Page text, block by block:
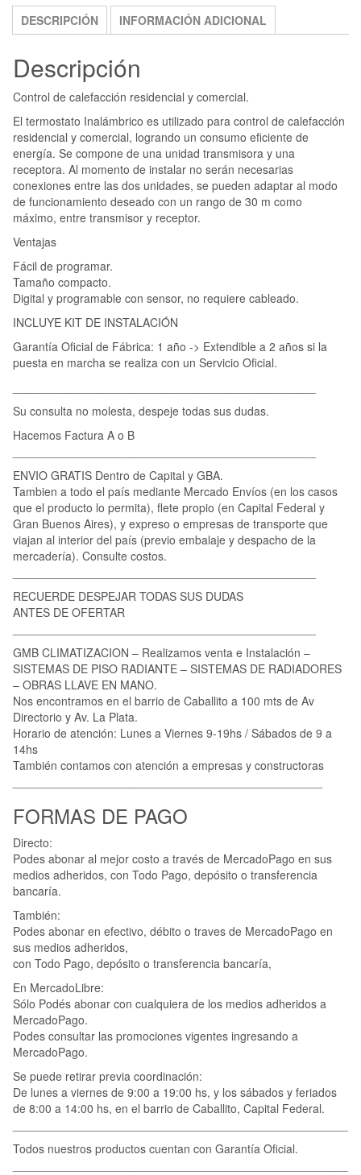
DESCRIPCIÓN INFORMACIÓN ADICIONAL
Descripción
Control de calefacción residencial y comercial.
El termostato Inalámbrico es utilizado para control de calefacción
residencial y comercial, logrando un consumo eficiente de
energía. Se compone de una unidad transmisora y una
receptora. Al momento de instalar no serán necesarias
conexiones entre las dos unidades, se pueden adaptar al modo
de funcionamiento deseado con un rango de 30 m como
máximo, entre transmisor y receptor.
Ventajas
Fácil de programar.
Tamaño compacto.
Digital y programable con sensor, no requiere cableado.
INCLUYE KIT DE INSTALACIÓN
Garantía Oficial de Fábrica: 1 año -> Extendible a 2 años si la
puesta en marcha se realiza con un Servicio Oficial.
Su consulta no molesta, despeje todas sus dudas.
Hacemos Factura A o B
ENVIO GRATIS Dentro de Capital y GBA.
Tambien a todo el país mediante Mercado Envíos (en los casos
que el producto lo permita), flete propio (en Capital Federal y
Gran Buenos Aires), y expreso o empresas de transporte que
viajan al interior del país (previo embalaje y despacho de la
mercadería). Consulte costos.
RECUERDE DESPEJAR TODAS SUS DUDAS
ANTES DE OFERTAR
GMB CLIMATIZACION – Realizamos venta e Instalación –
SISTEMAS DE PISO RADIANTE – SISTEMAS DE RADIADORES
– OBRAS LLAVE EN MANO.
Nos encontramos en el barrio de Caballito a 100 mts de Av
Directorio y Av. La Plata.
Horario de atención: Lunes a Viernes 9-19hs / Sábados de 9 a
14hs
También contamos con atención a empresas y constructoras
FORMAS DE PAGO
Directo:
Podes abonar al mejor costo a través de MercadoPago en sus
medios adheridos, con Todo Pago, depósito o transferencia
bancaría.
También:
Podes abonar en efectivo, débito o traves de MercadoPago en
sus medios adheridos,
con Todo Pago, depósito o transferencia bancaría,
En MercadoLibre:
Sólo Podés abonar con cualquiera de los medios adheridos a
MercadoPago.
Podes consultar las promociones vigentes ingresando a
MercadoPago.
Se puede retirar previa coordinación:
De lunes a viernes de 9:00 a 19:00 hs, y los sábados y feriados
de 8:00 a 14:00 hs, en el barrio de Caballito, Capital Federal.
Todos nuestros productos cuentan con Garantía Oficial.